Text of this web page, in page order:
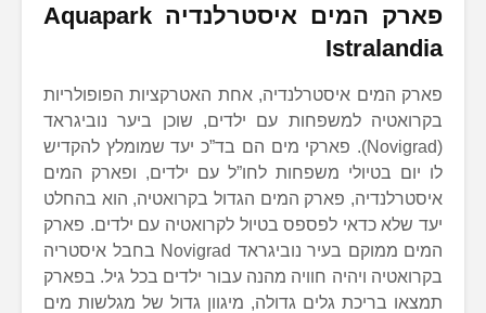
פארק המים איסטרלנדיה Aquapark
Istralandia
פארק המים איסטרלנדיה, אחת האטרקציות הפופולריות
בקרואטיה למשפחות עם ילדים, שוכן ביער נוביגראד
(Novigrad). פארקי מים הם בד”כ יעד שמומלץ להקדיש
לו יום בטיולי משפחות לחו”ל עם ילדים, ופארק המים
איסטרלנדיה, פארק המים הגדול בקרואטיה, הוא בהחלט
יעד שלא כדאי לפספס בטיול לקרואטיה עם ילדים. פארק
המים ממוקם בעיר נוביגראד Novigrad בחבל איסטריה
בקרואטיה ויהיה חוויה מהנה עבור ילדים בכל גיל. בפארק
תמצאו בריכת גלים גדולה, מיגוון גדול של מגלשות מים